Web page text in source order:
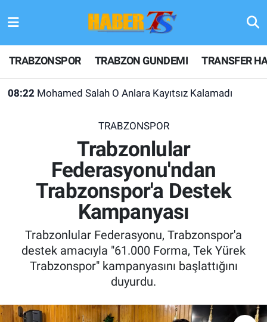
TRABZONSPOR TRABZON GUNDEMI TRANSFER
08:22 Mohamed Salah O Anlara Kayıtsız Kalamadı
Trabzonspor'da Sıra Darwin Nunez'de!
TRABZONSPOR
Trabzonlular
Federasyonu'ndan
Trabzonspor'a Destek
Kampanyası
Trabzonlular Federasyonu, Trabzonspor'a
destek amacıyla "61.000 Forma, Tek Yürek
Trabzonspor" kampanyasını başlattığını
duyurdu.
TRABZONSPOR
TRABZON GUNDEMI
KULİS MEYDANI
1461 TRABZON
FUTBOL
ALT LIGLER
BASKETBOL
Hava Durumu
Trafik Durumu
Son Dakika Haberleri
Haber Arşivi